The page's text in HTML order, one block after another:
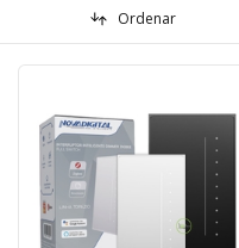
Ordenar